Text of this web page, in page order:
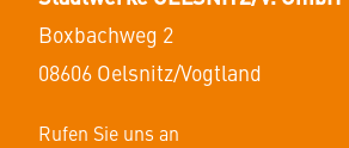
Boxbachweg 2
08606 Oelsnitz/Vogtland
Rufen Sie uns an